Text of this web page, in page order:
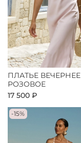
ПЛАТЬЕ ВЕЧЕРНЕЕ
РОЗОВОЕ
17 500 ₽
-15%